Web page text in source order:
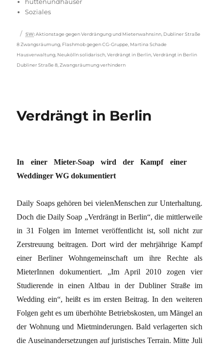
Soziales
Schlagwörter
SW: Aktionstage gegen Verdrängung und Mietenwahnsinn Dubliner Straße
8 Zwangsräumung Flashmob gegen CG-Gruppe Martina Schade
Hausverwaltung Neukölln solidarisch ,Verdrängt in Berlin ,Verdrängt in Berlin
Dubliner Straße 8 ,Zwangsräumung verhindern
Verdrängt in Berlin
In einer Mieter-Soap wird der Kampf einer
Weddinger WG dokumentiert
Daily Soaps gehören bei vielenMenschen zur Unterhaltung.
Doch die Daily Soap „Verdrängt in Berlin“, die mittlerweile
in 31 Folgen im Internet veröffentlicht ist, soll nicht zur
Zerstreuung beitragen. Dort wird der mehrjährige Kampf
einer Berliner Wohngemeinschaft um ihre Rechte als
MieterInnen dokumentiert. „Im April 2010 zogen vier
Studierende in einen Altbau in der Dubliner Straße im
Wedding ein“, heißt es im ersten Beitrag. In den weiteren
Folgen geht es um überhöhte Betriebskosten, um Mängel an
der Wohnung und Mietminderungen. Bald verlagerten sich
die Auseinandersetzungen auf juristisches Terrain. Mitte Juli